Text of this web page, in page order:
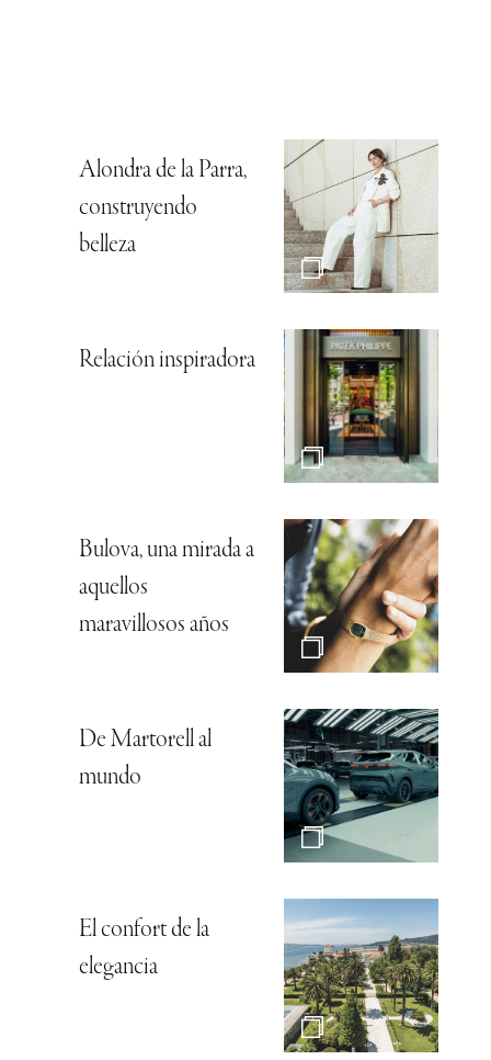
Alondra de la Parra,
construyendo
belleza
Relación inspiradora
Bulova, una mirada a
aquellos
maravillosos años
De Martorell al
mundo
El confort de la
elegancia